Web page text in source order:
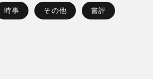
時事 その他 書評